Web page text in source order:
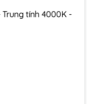
tính 4000K -